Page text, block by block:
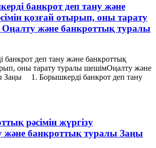
банкрот деп тану және
қозғай отырып, оны тарату
және банкроттық туралы
банкрот деп тану және банкроттық
оны тарату туралы шешiмОңалту және
Заңы 1. Борышкерді банкрот деп тану
рәсімін жүргізу
және банкроттық туралы Заңы